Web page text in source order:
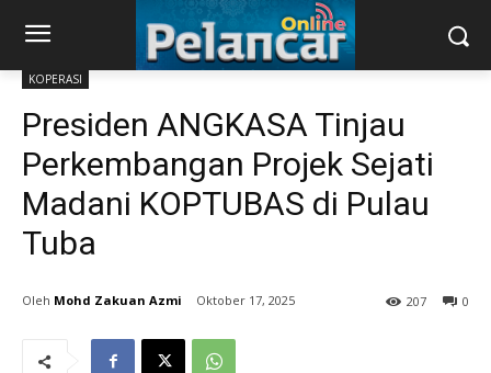
KOPERASI
Presiden ANGKASA Tinjau
Perkembangan Projek Sejati
Madani KOPTUBAS di Pulau
Tuba
Mohd Zakuan Azmi Oktober 17, 2025 0
207